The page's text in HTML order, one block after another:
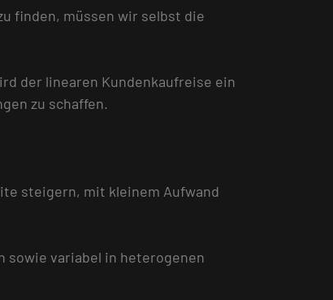
finden, müssen wir selbst die
der linearen Kundenkaufreise ein
zu schaffen.
steigern, mit kleinem Aufwand
sowie variabel in heterogenen